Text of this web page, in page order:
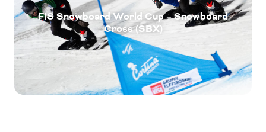
FIS Snowboard World Cup – Snowboard
Cross (SBX)